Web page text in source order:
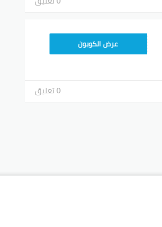
عرض الكوبون
0 تعليق